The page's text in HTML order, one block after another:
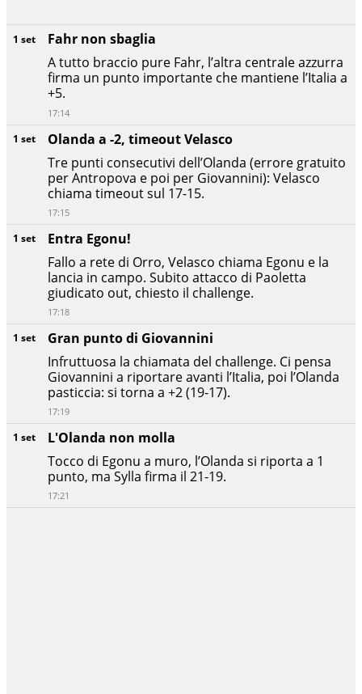
1 set
L'Olanda non molla
Tocco di Egonu a muro, l’Olanda si riporta a 1
punto, ma Sylla firma il 21-19.
17:21
1 set
Gran punto di Giovannini
Infruttuosa la chiamata del challenge. Ci pensa
Giovannini a riportare avanti l’Italia, poi l’Olanda
pasticcia: si torna a +2 (19-17).
17:19
1 set
Entra Egonu!
Fallo a rete di Orro, Velasco chiama Egonu e la
lancia in campo. Subito attacco di Paoletta
giudicato out, chiesto il challenge.
17:18
1 set
Olanda a -2, timeout Velasco
Tre punti consecutivi dell’Olanda (errore gratuito
per Antropova e poi per Giovannini): Velasco
chiama timeout sul 17-15.
17:15
1 set
Fahr non sbaglia
A tutto braccio pure Fahr, l’altra centrale azzurra
firma un punto importante che mantiene l’Italia a
+5.
17:14